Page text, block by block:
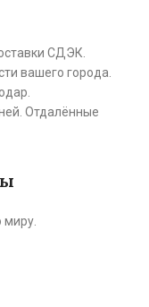
СДЭК.
вашего города.
Отдалённые